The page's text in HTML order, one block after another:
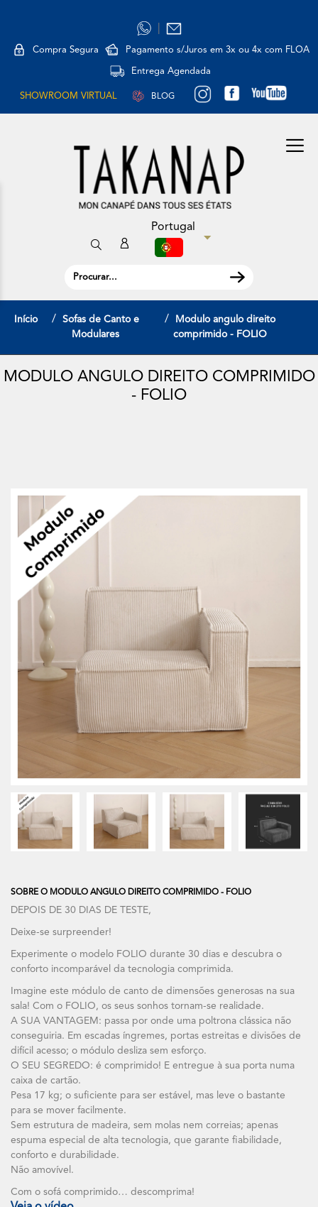
Compra Segura Pagamento s/Juros em 3x ou 4x com FLOA
Entrega Agendada
SHOWROOM VIRTUAL BLOG
Portugal
Início
Sofas de Canto e
Modulares
Modulo angulo direito
comprimido - FOLIO
MODULO ANGULO DIREITO COMPRIMIDO
- FOLIO
SOBRE O MODULO ANGULO DIREITO COMPRIMIDO - FOLIO
DEPOIS DE 30 DIAS DE TESTE,
Deixe-se surpreender!
Experimente o modelo FOLIO durante 30 dias e descubra o
conforto incomparável da tecnologia comprimida.
Imagine este módulo de canto de dimensões generosas na sua
sala! Com o FOLIO, os seus sonhos tornam-se realidade.
A SUA VANTAGEM: passa por onde uma poltrona clássica não
conseguiria. Em escadas íngremes, portas estreitas e divisões de
difícil acesso; o módulo desliza sem esforço.
O SEU SEGREDO: é comprimido! E entregue à sua porta numa
caixa de cartão.
Pesa 17 kg; o suficiente para ser estável, mas leve o bastante
para se mover facilmente.
Sem estrutura de madeira, sem molas nem correias; apenas
espuma especial de alta tecnologia, que garante fiabilidade,
conforto e durabilidade.
Não amovível.
Com o sofá comprimido… descomprima!